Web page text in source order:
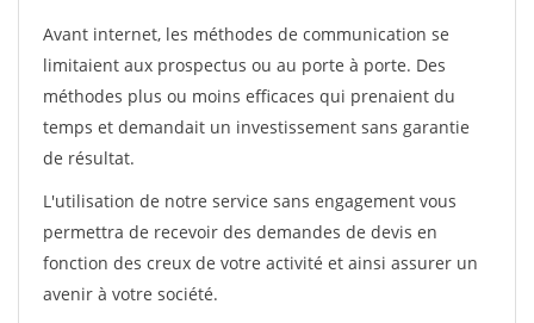
Avant internet, les méthodes de communication se
limitaient aux prospectus ou au porte à porte. Des
méthodes plus ou moins efficaces qui prenaient du
temps et demandait un investissement sans garantie
de résultat.
L'utilisation de notre service sans engagement vous
permettra de recevoir des demandes de devis en
fonction des creux de votre activité et ainsi assurer un
avenir à votre société.